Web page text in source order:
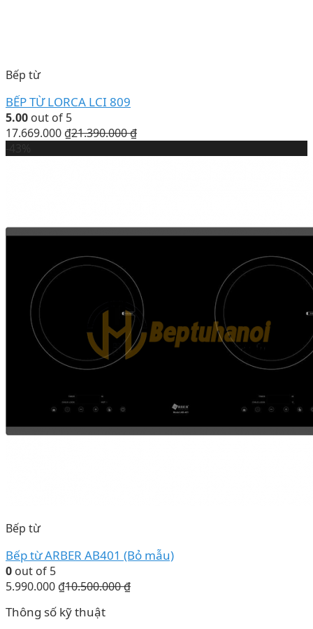
Bếp từ
BẾP TỪ LORCA LCI 809
5.00 out of 5
17.669.000 ₫21.390.000₫
Bếp từ
Bếp từ ARBER AB401 (Bỏ mẫu)
0 out of 5
5.990.000 ₫10.500.000₫
Thông số kỹ thuật